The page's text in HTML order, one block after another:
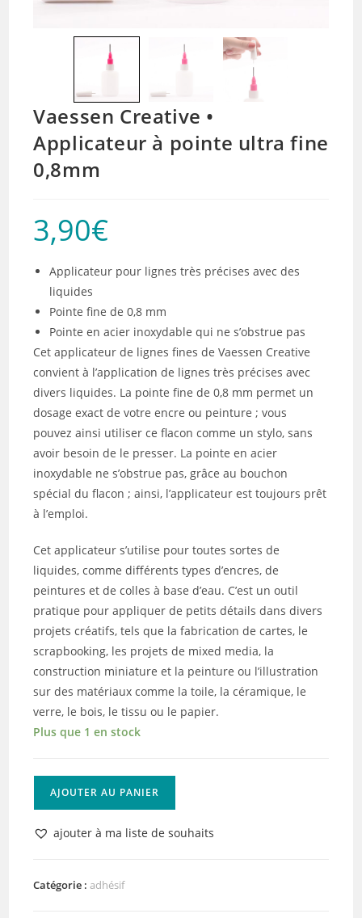
Vaessen Creative •
Applicateur à pointe ultra fine
0,8mm
3,90€
Applicateur pour lignes très précises avec des
liquides
Pointe fine de 0,8 mm
Pointe en acier inoxydable qui ne s’obstrue pas
Cet applicateur de lignes fines de Vaessen Creative
convient à l’application de lignes très précises avec
divers liquides. La pointe fine de 0,8 mm permet un
dosage exact de votre encre ou peinture ; vous
pouvez ainsi utiliser ce flacon comme un stylo, sans
avoir besoin de le presser. La pointe en acier
inoxydable ne s’obstrue pas, grâce au bouchon
spécial du flacon ; ainsi, l’applicateur est toujours prêt
à l’emploi.
Cet applicateur s’utilise pour toutes sortes de
liquides, comme différents types d’encres, de
peintures et de colles à base d’eau. C’est un outil
pratique pour appliquer de petits détails dans divers
projets créatifs, tels que la fabrication de cartes, le
scrapbooking, les projets de mixed media, la
construction miniature et la peinture ou l’illustration
sur des matériaux comme la toile, la céramique, le
verre, le bois, le tissu ou le papier.
Plus que 1 en stock
Vaessen
Creative
Applicateur
AJOUTER AU PANIER
ajouter à ma liste de souhaits
Catégorie :adhésif